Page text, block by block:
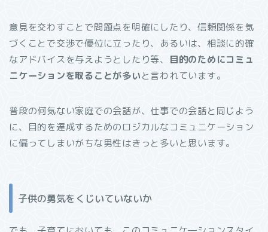
意見を交わすことで問題点を明確にしたり、信頼関係を気
づくことで交渉で優位に立ったり、あるいは、相談に的確
なアドバイスを与えようとしたり等、 目的のためにコミュ
ニケーションを取ることが多いと言われています。
普段の何気ない家庭での会話が、仕事での会話と同じよう
に、目的を達成するためのロジカルなコミュニケーション
に偏ってしまいがちな男性はきっと多いと思います。
子供の勇気をくじいていないか